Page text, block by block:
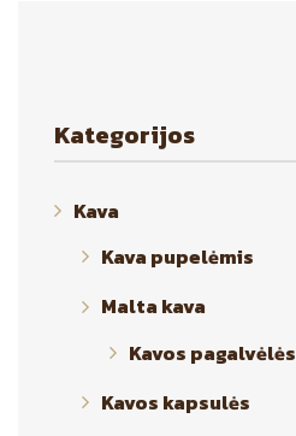
Kategorijos
Kava
Kava pupelėmis
Malta kava
Kavos pagalvėlės
Kavos kapsulės